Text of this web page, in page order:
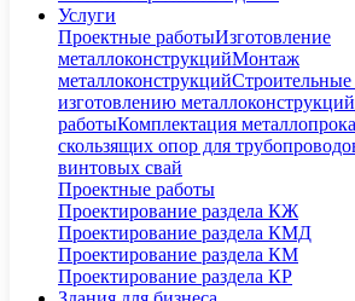
Услуги
Проектные работыИзготовление
металлоконструкцийМонтаж
металлоконструкций
изготовлению металлоконструкций
работыКомплектация
скользящих опор для
винтовых свай
Проектные работы
Проектирование раздела КЖ
Проектирование раздела КМД
Проектирование раздела КМ
Проектирование раздела КР